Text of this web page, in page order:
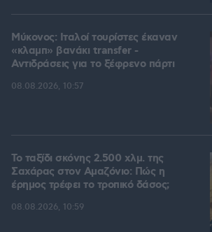
Μύκονος: Ιταλοί τουρίστες έκαναν
«κλαμπ» βανάκι transfer -
Αντιδράσεις για το ξέφρενο πάρτι
08.08.2026, 10:57
Το ταξίδι σκόνης 2.500 χλμ. της
Σαχάρας στον Αμαζόνιο: Πώς η
έρημος τρέφει το τροπικό δάσος;
08.08.2026, 10:59